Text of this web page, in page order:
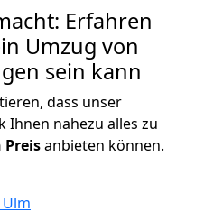
Erfahren
Umzug von
sein kann
dass unser
Ihnen nahezu alles zu
Preisanbieten können.